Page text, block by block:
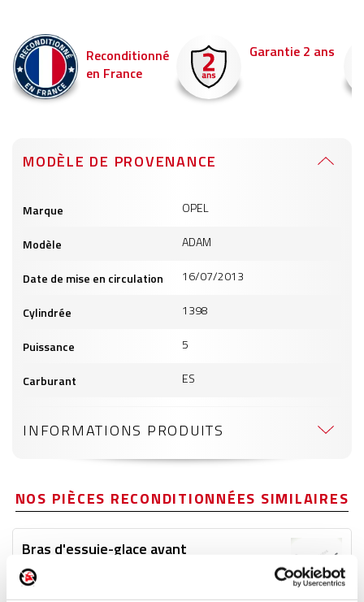
Reconditionné
en France
Garantie 2 ans
MODÈLE DE PROVENANCE
produits
Marque OPEL
Modèle ADAM
Date de mise en circulation 16/07/2013
Cylindrée 1398
Puissance 5
Carburant ES
INFORMATIONS PRODUITS
NOS PIÈCES RECONDITIONNÉES SIMILAIRES
Bras d'essuie-glace avant
Réf. :
+ photos